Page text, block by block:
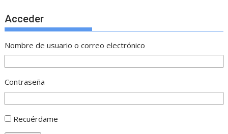
Acceder
Nombre de usuario o correo electrónico
Contraseña
Recuérdame